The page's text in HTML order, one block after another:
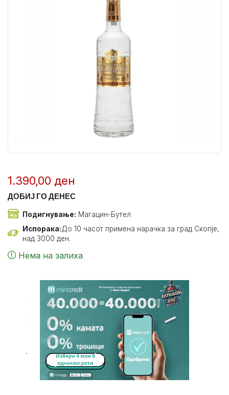
1.390,00 ден
ДОБИЈ ГО ДЕНЕС
Подигнување: Магацин-Бутел
Испорака:До 10 часот примена нарачка за град Скопје,
над 3000 ден.
Нема на залиха
.
.
.